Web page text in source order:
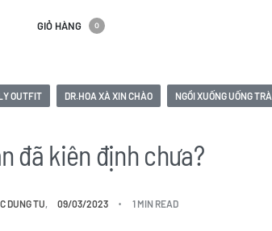
GIỎ HÀNG 0
OUTFIT DR.HOA XÀ XIN CHÀO NGỒI XUỐNG UỐNG TRÀ
đã kiên định chưa?
DUNG TU 09/03/2023 1 MIN READ